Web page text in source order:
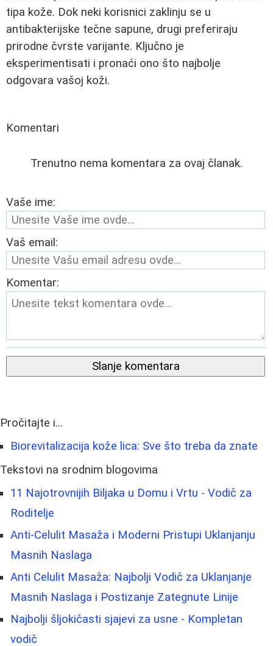
tipa kože. Dok neki korisnici zaklinju se u
antibakterijske tečne sapune, drugi preferiraju
prirodne čvrste varijante. Ključno je
eksperimentisati i pronaći ono što najbolje
odgovara vašoj koži.
Komentari
Trenutno nema komentara za ovaj članak.
Vaše ime:
Vaš email:
Komentar:
Slanje komentara
Pročitajte i...
Biorevitalizacija kože lica: Sve što treba da znate
Tekstovi na srodnim blogovima
11 Najotrovnijih Biljaka u Domu i Vrtu - Vodič za
Roditelje
Anti-Celulit Masaža i Moderni Pristupi Uklanjanju
Masnih Naslaga
Anti Celulit Masaža: Najbolji Vodič za Uklanjanje
Masnih Naslaga i Postizanje Zategnute Linije
Najbolji šljokičasti sjajevi za usne - Kompletan
vodič